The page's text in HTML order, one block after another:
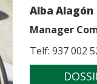
Alba Alagón
Manager
Telf: 937 002